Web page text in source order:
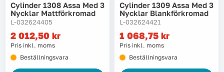
Cylinder 1308 Assa Med 3
Nycklar Mattförkromad
L-032624405
2 012,50 kr
Pris inkl. moms
Beställningsvara
Cylinder 1309 Assa Med 3
Nycklar Blankförkromad
L-032624421
1 068,75 kr
Pris inkl. moms
Beställningsvara